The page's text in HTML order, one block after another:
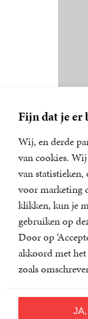
Fijn dat je er
Wij, en derde
van cookies.
van
voor marketing
klikken, kun je
gebruiken op
Door op
akkoord met
zoals
Meld u aan
de hoogte
E-
mailadres